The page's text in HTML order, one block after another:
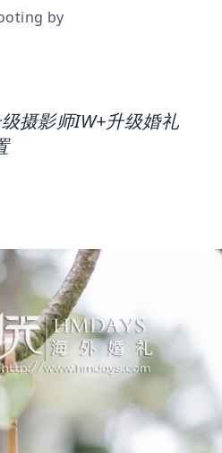
by
摄影师IW+升级婚礼